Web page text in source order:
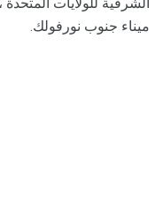
ميناء جنوب نورفولك.